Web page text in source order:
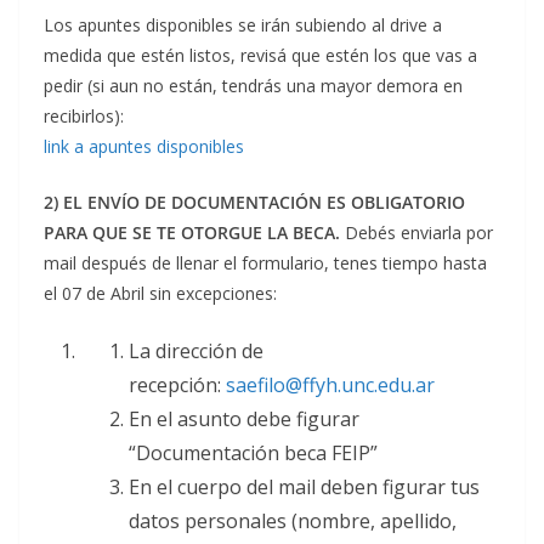
Los apuntes disponibles se irán subiendo al drive a
medida que estén listos, revisá que estén los que vas a
pedir (si aun no están, tendrás una mayor demora en
recibirlos):
link a apuntes disponibles
2) EL ENVÍO DE DOCUMENTACIÓN ES OBLIGATORIO
PARA QUE SE TE OTORGUE LA BECA. Debés enviarla por
mail después de llenar el formulario, tenes tiempo hasta
el 07 de Abril sin excepciones:
La dirección de
recepción: saefilo@ffyh.unc.edu.ar
En el asunto debe figurar
“Documentación beca FEIP”
En el cuerpo del mail deben figurar tus
datos personales (nombre, apellido,